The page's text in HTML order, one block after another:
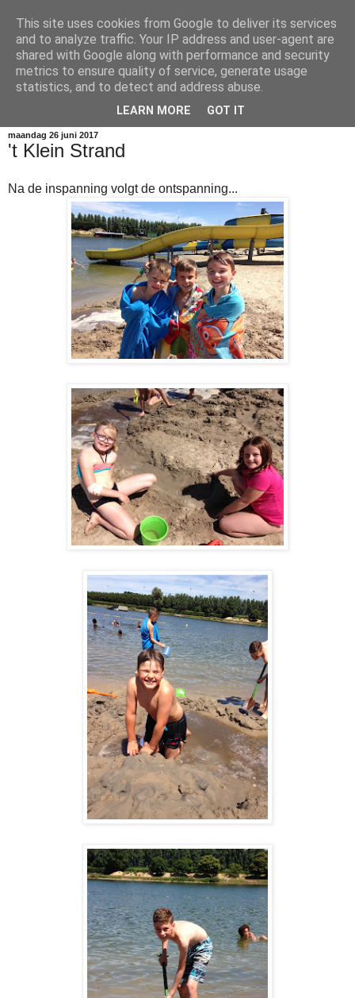
vierde leerjaar
Welkom op de blog van 4A en 4B. Lees, kijk en geniet van
onze avonturen!
maandag 26 juni 2017
't Klein Strand
Na de inspanning volgt de ontspanning...
This site uses cookies from Google to deliver its services
and to analyze traffic. Your IP address and user-agent are
shared with Google along with performance and security
metrics to ensure quality of service, generate usage
statistics, and to detect and address abuse.
LEARN MORE GOT IT